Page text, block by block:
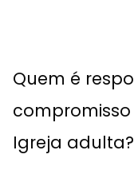
Quem é
Igreja